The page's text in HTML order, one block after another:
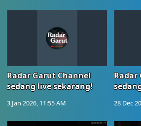
Radar Garut Channel
sedang live sekarang!
3 Jan 2026, 11:55 AM
Radar
28 Dec